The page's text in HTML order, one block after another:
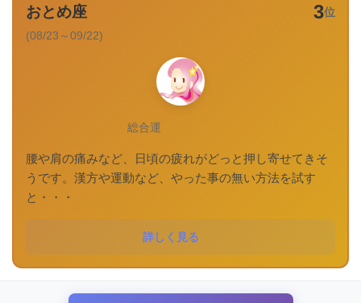
3位
おとめ座
(08/23～09/22)
総合運
腰や肩の痛みなど、日頃の疲れがどっと押し寄せてきそ
うです。漢方や運動など、やった事の無い方法を試す
と・・・
詳しく見る